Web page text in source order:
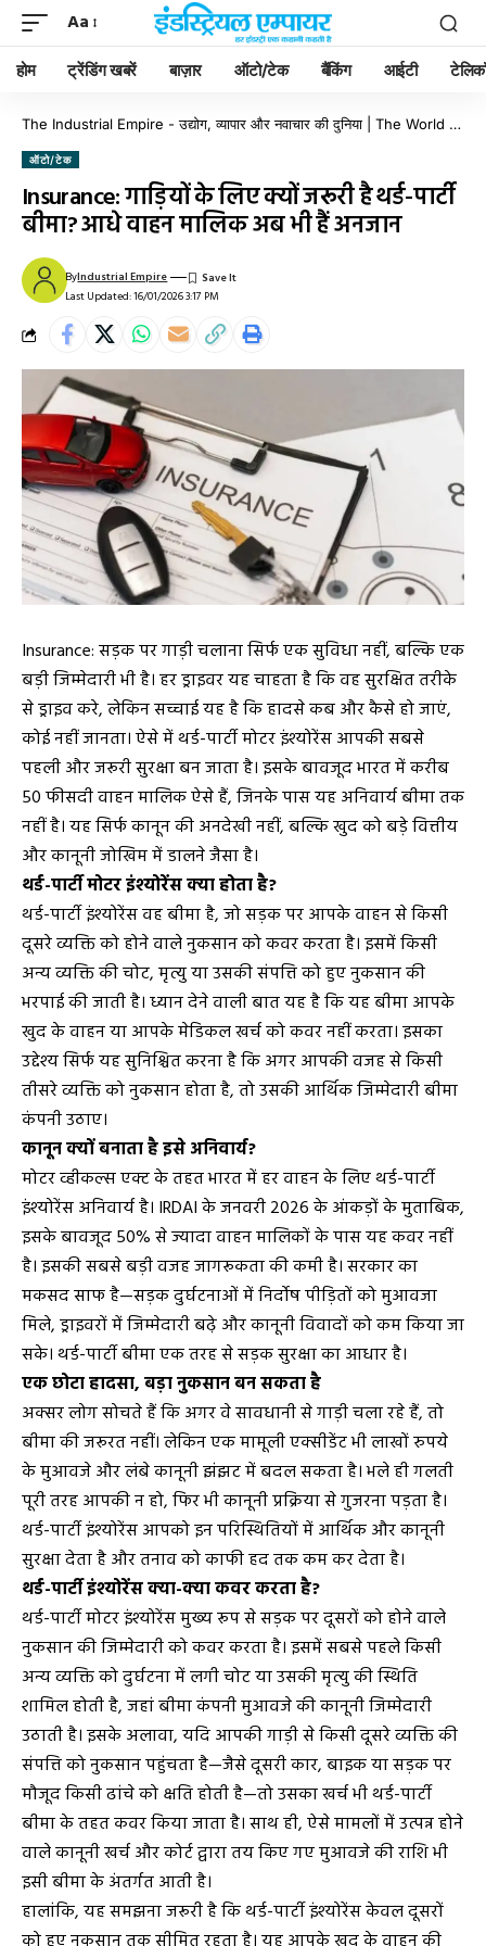
Aa
होम ट्रेंडिंग खबरें बाज़ार ऑटो/टेक बैंकिंग आईटी
The Industrial Empire - उद्योग, व्यापार और नवाचार की दुनिया | The World of Industry, Business & Innovation
ऑटो/टेक
Insurance: गाड़ियों के लिए क्यों जरूरी है थर्ड-पार्टी
बीमा? आधे वाहन मालिक अब भी हैं अनजान
Last Updated: 16/01/2026 3:17 PM
ByIndustrial Empire
Insurance: सड़क पर गाड़ी चलाना सिर्फ एक सुविधा नहीं, बल्कि एक
बड़ी जिम्मेदारी भी है। हर ड्राइवर यह चाहता है कि वह सुरक्षित तरीके
से ड्राइव करे, लेकिन सच्चाई यह है कि हादसे कब और कैसे हो जाएं,
कोई नहीं जानता। ऐसे में थर्ड-पार्टी मोटर इंश्योरेंस आपकी सबसे
पहली और जरूरी सुरक्षा बन जाता है। इसके बावजूद भारत में करीब
50 फीसदी वाहन मालिक ऐसे हैं, जिनके पास यह अनिवार्य बीमा तक
नहीं है। यह सिर्फ कानून की अनदेखी नहीं, बल्कि खुद को बड़े वित्तीय
और कानूनी जोखिम में डालने जैसा है।
थर्ड-पार्टी मोटर इंश्योरेंस क्या होता है?
थर्ड-पार्टी इंश्योरेंस वह बीमा है, जो सड़क पर आपके वाहन से किसी
दूसरे व्यक्ति को होने वाले नुकसान को कवर करता है। इसमें किसी
अन्य व्यक्ति की चोट, मृत्यु या उसकी संपत्ति को हुए नुकसान की
भरपाई की जाती है। ध्यान देने वाली बात यह है कि यह बीमा आपके
खुद के वाहन या आपके मेडिकल खर्च को कवर नहीं करता। इसका
उद्देश्य सिर्फ यह सुनिश्चित करना है कि अगर आपकी वजह से किसी
तीसरे व्यक्ति को नुकसान होता है, तो उसकी आर्थिक जिम्मेदारी बीमा
कंपनी उठाए।
कानून क्यों बनाता है इसे अनिवार्य?
मोटर व्हीकल्स एक्ट के तहत भारत में हर वाहन के लिए थर्ड-पार्टी
इंश्योरेंस अनिवार्य है। IRDAI के जनवरी 2026 के आंकड़ों के मुताबिक,
इसके बावजूद 50% से ज्यादा वाहन मालिकों के पास यह कवर नहीं
है। इसकी सबसे बड़ी वजह जागरूकता की कमी है। सरकार का
मकसद साफ है—सड़क दुर्घटनाओं में निर्दोष पीड़ितों को मुआवजा
मिले, ड्राइवरों में जिम्मेदारी बढ़े और कानूनी विवादों को कम किया जा
सके। थर्ड-पार्टी बीमा एक तरह से सड़क सुरक्षा का आधार है।
एक छोटा हादसा, बड़ा नुकसान बन सकता है
अक्सर लोग सोचते हैं कि अगर वे सावधानी से गाड़ी चला रहे हैं, तो
बीमा की जरूरत नहीं। लेकिन एक मामूली एक्सीडेंट भी लाखों रुपये
के मुआवजे और लंबे कानूनी झंझट में बदल सकता है। भले ही गलती
पूरी तरह आपकी न हो, फिर भी कानूनी प्रक्रिया से गुजरना पड़ता है।
थर्ड-पार्टी इंश्योरेंस आपको इन परिस्थितियों में आर्थिक और कानूनी
सुरक्षा देता है और तनाव को काफी हद तक कम कर देता है।
थर्ड-पार्टी इंश्योरेंस क्या-क्या कवर करता है?
थर्ड-पार्टी मोटर इंश्योरेंस मुख्य रूप से सड़क पर दूसरों को होने वाले
नुकसान की जिम्मेदारी को कवर करता है। इसमें सबसे पहले किसी
अन्य व्यक्ति को दुर्घटना में लगी चोट या उसकी मृत्यु की स्थिति
शामिल होती है, जहां बीमा कंपनी मुआवजे की कानूनी जिम्मेदारी
उठाती है। इसके अलावा, यदि आपकी गाड़ी से किसी दूसरे व्यक्ति की
संपत्ति को नुकसान पहुंचता है—जैसे दूसरी कार, बाइक या सड़क पर
मौजूद किसी ढांचे को क्षति होती है—तो उसका खर्च भी थर्ड-पार्टी
बीमा के तहत कवर किया जाता है। साथ ही, ऐसे मामलों में उत्पन्न होने
वाले कानूनी खर्च और कोर्ट द्वारा तय किए गए मुआवजे की राशि भी
इसी बीमा के अंतर्गत आती है।
हालांकि, यह समझना जरूरी है कि थर्ड-पार्टी इंश्योरेंस केवल दूसरों